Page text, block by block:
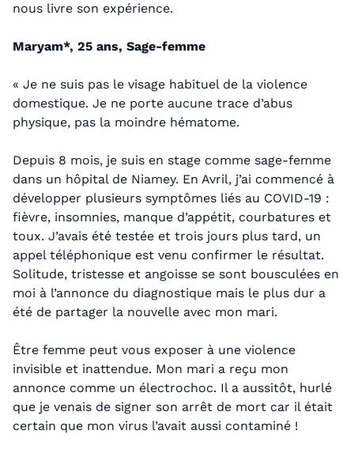
nous livre son expérience.
Maryam*, 25 ans, Sage-femme
« Je ne suis pas le visage habituel de la violence
domestique. Je ne porte aucune trace d’abus
physique, pas la moindre hématome.
Depuis 8 mois, je suis en stage comme sage-femme
dans un hôpital de Niamey. En Avril, j’ai commencé à
développer plusieurs symptômes liés au COVID-19 :
fièvre, insomnies, manque d’appétit, courbatures et
toux. J’avais été testée et trois jours plus tard, un
appel téléphonique est venu confirmer le résultat.
Solitude, tristesse et angoisse se sont bousculées en
moi à l’annonce du diagnostique mais le plus dur a
été de partager la nouvelle avec mon mari.
Être femme peut vous exposer à une violence
invisible et inattendue. Mon mari a reçu mon
annonce comme un électrochoc. Il a aussitôt, hurlé
que je venais de signer son arrêt de mort car il était
certain que mon virus l’avait aussi contaminé !